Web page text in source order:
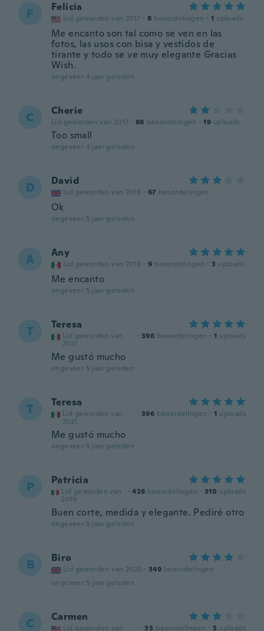
F Felicia
Lid geworden van 2017 · 8 beoordelingen · 1 uploads
Me encanto son tal como se ven en las
fotos, las usos con bisa y vestidos de
tirante y todo se ve muy elegante Gracias
Wish.
ongeveer 4 jaar geleden
C Cherie
Lid geworden van 2017 · 86 beoordelingen · 19 uploads
Too small
ongeveer 4 jaar geleden
D David
Lid geworden van 2018 · 67 beoordelingen
Ok
ongeveer 5 jaar geleden
A Any
Lid geworden van 2019 · 9 beoordelingen · 3 uploads
Me encanto
ongeveer 5 jaar geleden
T Teresa
Lid geworden van
2021
· 396 beoordelingen · 1 uploads
Me gustó mucho
ongeveer 5 jaar geleden
T Teresa
Lid geworden van
2021
· 396 beoordelingen · 1 uploads
Me gustó mucho
ongeveer 5 jaar geleden
P Patricia
Lid geworden van
2019
· 426 beoordelingen · 310 uploads
Buen corte, medida y elegante. Pediré otro
ongeveer 5 jaar geleden
B Biro
Lid geworden van 2020 · 349 beoordelingen
ongeveer 5 jaar geleden
C Carmen
Lid geworden van · 35 beoordelingen · 5 uploads